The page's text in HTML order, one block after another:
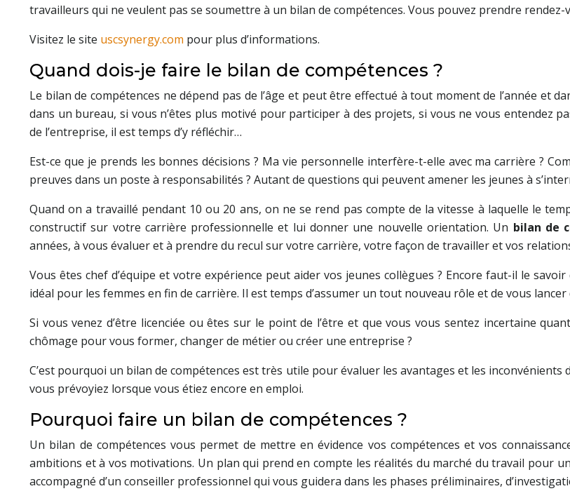
travailleurs qui ne veulent pas se soumettre à un bilan de compétences. Vous pouvez prendre
Visitez le site uscsynergy.com pour plus d’informations.
Quand dois-je faire le bilan de compétences ?
Le bilan de compétences ne dépend pas de l’âge et peut être effectué à tout moment de l’année et
dans un bureau, si vous n’êtes plus motivé pour participer à des projets, si vous ne vous entendez
de l’entreprise, il est temps d’y réfléchir…
Est-ce que je prends les bonnes décisions ? Ma vie personnelle interfère-t-elle avec ma carrière ?
preuves dans un poste à responsabilités ? Autant de questions qui peuvent amener les jeunes à
Quand on a travaillé pendant 10 ou 20 ans, on ne se rend pas compte de la vitesse à laquelle le
constructif sur votre carrière professionnelle et lui donner une nouvelle orientation. Un bilan de
années, à vous évaluer et à prendre du recul sur votre carrière, votre façon de travailler et vos
Vous êtes chef d’équipe et votre expérience peut aider vos jeunes collègues ? Encore faut-il le
idéal pour les femmes en fin de carrière. Il est temps d’assumer un tout nouveau rôle et de vous
Si vous venez d’être licenciée ou êtes sur le point de l’être et que vous vous sentez incertaine
chômage pour vous former, changer de métier ou créer une entreprise ?
C’est pourquoi un bilan de compétences est très utile pour évaluer les avantages et les
vous prévoyiez lorsque vous étiez encore en emploi.
Pourquoi faire un bilan de compétences ?
Un bilan de compétences vous permet de mettre en évidence vos compétences et vos
ambitions et à vos motivations. Un plan qui prend en compte les réalités du marché du travail pour
accompagné d’un conseiller professionnel qui vous guidera dans les phases préliminaires,